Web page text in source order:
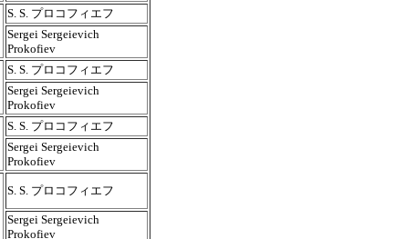
S. S. プロコフィエフ
Sergei Sergeievich
Prokofiev
S. S. プロコフィエフ
Sergei Sergeievich
Prokofiev
S. S. プロコフィエフ
Sergei Sergeievich
Prokofiev
S. S. プロコフィエフ
Sergei Sergeievich
Prokofiev